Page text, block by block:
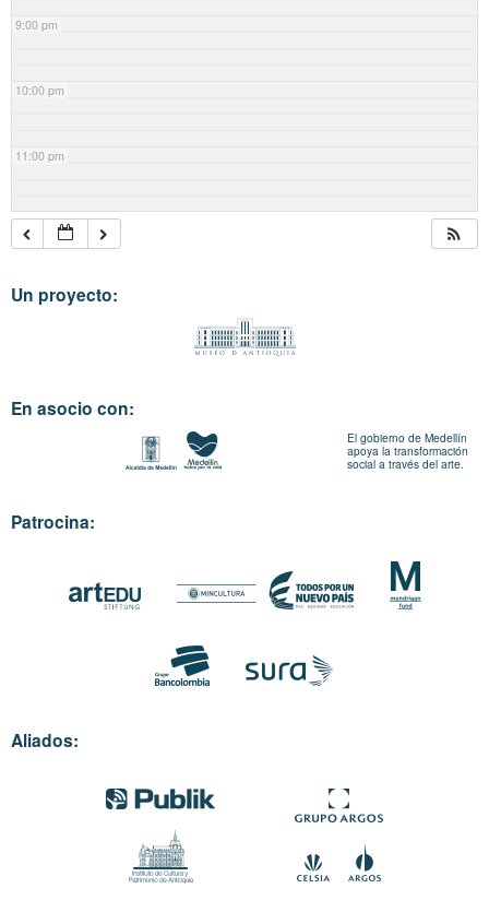
9:00 pm
10:00 pm
11:00 pm
Un proyecto:
En asocio con:
El gobierno de Medellín
apoya la transformación
social a través del arte.
Patrocina:
Aliados: